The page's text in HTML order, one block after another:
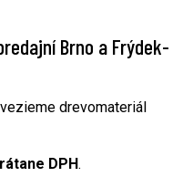
Brno a Frýdek-
drevomateriál
DPH.